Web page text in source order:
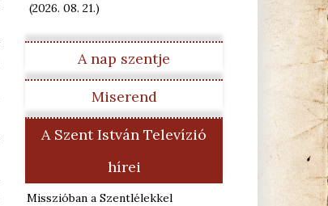
(2026. 08. 21.)
A nap szentje
Miserend
A Szent István Televízió
hírei
Misszióban a Szentlélekkel